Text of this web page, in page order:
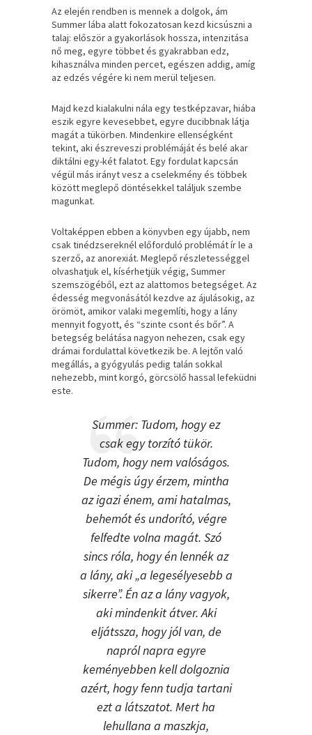
Az elején rendben is mennek a dolgok, ám
Summer lába alatt fokozatosan kezd kicsúszni a
talaj: először a gyakorlások hossza, intenzitása
nő meg, egyre többet és gyakrabban edz,
kihasználva minden percet, egészen addig, amíg
az edzés végére ki nem merül teljesen.
Majd kezd kialakulni nála egy testképzavar, hiába
eszik egyre kevesebbet, egyre ducibbnak látja
magát a tükörben. Mindenkire ellenségként
tekint, aki észreveszi problémáját és belé akar
diktálni egy-két falatot. Egy fordulat kapcsán
végül más irányt vesz a cselekmény és többek
között meglepő döntésekkel találjuk szembe
magunkat.
Voltaképpen ebben a könyvben egy újabb, nem
csak tinédzsereknél előforduló problémát ír le a
szerző, az anorexiát. Meglepő részletességgel
olvashatjuk el, kísérhetjük végig, Summer
szemszögéből, ezt az alattomos betegséget. Az
édesség megvonásától kezdve az ájulásokig, az
örömöt, amikor valaki megemlíti, hogy a lány
mennyit fogyott, és “szinte csont és bőr”. A
betegség belátása nagyon nehezen, csak egy
drámai fordulattal következik be. A lejtőn való
megállás, a gyógyulás pedig talán sokkal
nehezebb, mint korgó, görcsölő hassal lefeküdni
este.
Summer: Tudom, hogy ez
csak egy torzító tükör.
Tudom, hogy nem valóságos.
De mégis úgy érzem, mintha
az igazi énem, ami hatalmas,
behemót és undorító, végre
felfedte volna magát. Szó
sincs róla, hogy én lennék az
a lány, aki „a legesélyesebb a
sikerre”. Én az a lány vagyok,
aki mindenkit átver. Aki
eljátssza, hogy jól van, de
napról napra egyre
keményebben kell dolgoznia
azért, hogy fenn tudja tartani
ezt a látszatot. Mert ha
lehullana a maszkja,